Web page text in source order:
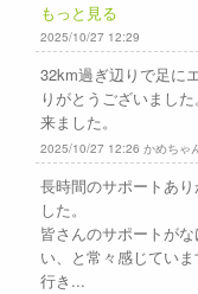
もっと見る
2025/10/27 12:29
32km過ぎ辺りで足に
りがとうございまし
来ました。
2025/10/27 12:26 かめちゃ
長時間のサポートあ
した。
皆さんのサポートが
い、と常々感じてい
行き...